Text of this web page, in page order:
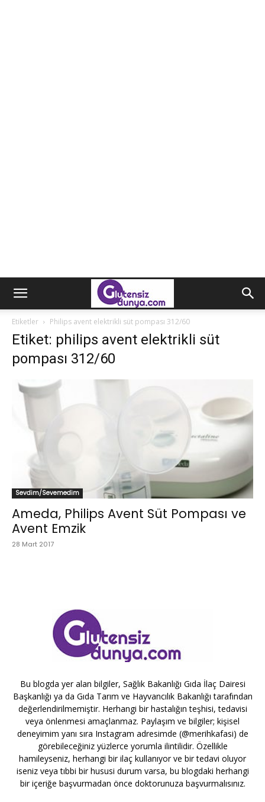
Etiketler Philips avent elektrikli süt pompası 312/60
Etiket: philips avent elektrikli süt
pompası 312/60
Sevdim/Sevemedim
Ameda, Philips Avent Süt Pompası ve
Avent Emzik
28 Mart 2017
Bu blogda yer alan bilgiler, Sağlık Bakanlığı Gıda İlaç Dairesi
Başkanlığı ya da Gıda Tarım ve Hayvancılık Bakanlığı tarafından
değerlendirilmemiştir. Herhangi bir hastalığın teşhisi, tedavisi
veya önlenmesi amaçlanmaz. Paylaşım ve bilgiler; kişisel
deneyimim yanı sıra Instagram adresimde (@merihkafasi) de
görebileceğiniz yüzlerce yorumla ilintilidir. Özellikle
hamileyseniz, herhangi bir ilaç kullanıyor ve bir tedavi oluyor
iseniz veya tıbbi bir hususi durum varsa, bu blogdaki herhangi
bir içeriğe başvurmadan önce doktorunuza başvurmalısınız.